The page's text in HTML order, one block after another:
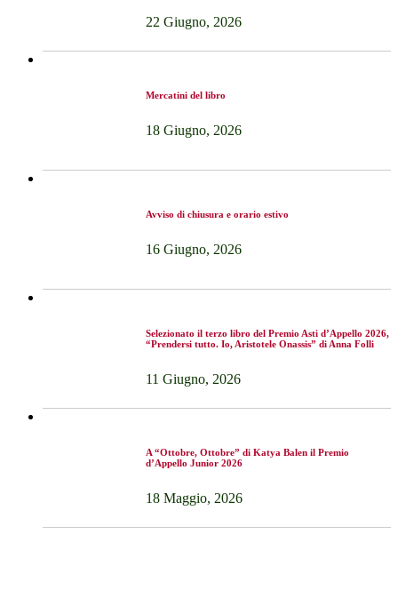
22 Giugno, 2026
Mercatini del libro
18 Giugno, 2026
Avviso di chiusura e orario estivo
16 Giugno, 2026
Selezionato il terzo libro del Premio Asti d’Appello 2026,
“Prendersi tutto. Io, Aristotele Onassis” di Anna Folli
11 Giugno, 2026
A “Ottobre, Ottobre” di Katya Balen il Premio
d’Appello Junior 2026
18 Maggio, 2026